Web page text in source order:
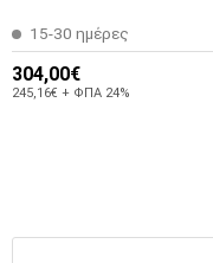
15-30 ημέρες
304,00€
245,16€ + ΦΠΑ 24%